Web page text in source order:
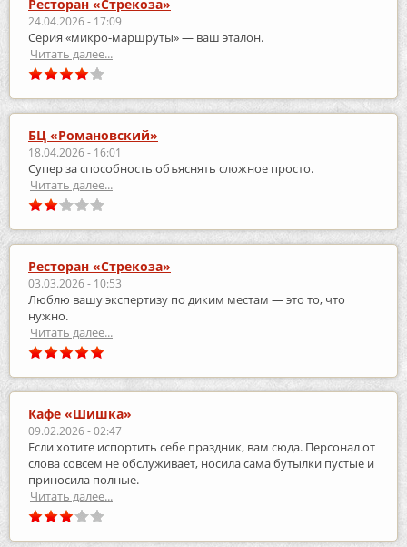
Ресторан «Стрекоза»
24.04.2026 - 17:09
Серия «микро‑маршруты» — ваш эталон.
Читать далее...
БЦ «Романовский»
18.04.2026 - 16:01
Супер за способность объяснять сложное просто.
Читать далее...
Ресторан «Стрекоза»
03.03.2026 - 10:53
Люблю вашу экспертизу по диким местам — это то, что
нужно.
Читать далее...
Кафе «Шишка»
09.02.2026 - 02:47
Если хотите испортить себе праздник, вам сюда. Персонал от
слова совсем не обслуживает, носила сама бутылки пустые и
приносила полные.
Читать далее...